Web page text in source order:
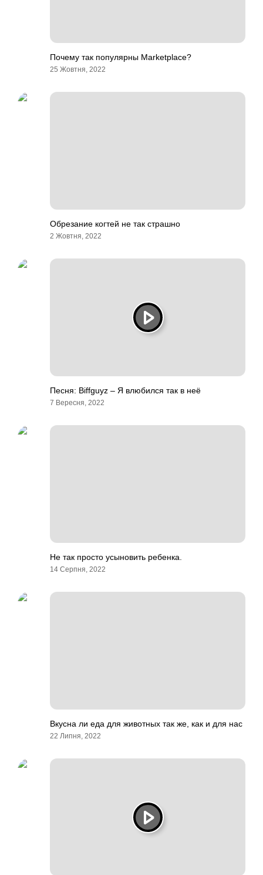
Почему так популярны Marketplace?
25 Жовтня, 2022
Обрезание когтей не так страшно
2 Жовтня, 2022
Песня: Biffguyz – Я влюбился так в неё
7 Вересня, 2022
Не так просто усыновить ребенка.
14 Серпня, 2022
Вкусна ли еда для животных так же, как и для нас
22 Липня, 2022